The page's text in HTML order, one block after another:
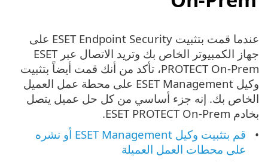
عندما قمت بتثبيت ESET Endpoint Security على
جهاز الكمبيوتر الخاص بك وتريد الاتصال عبر ESET
PROTECT On-Prem، تأكد من أنك قمت أيضاً بتثبيت
وكيل ESET Management على محطة عمل العميل
الخاص بك. إنه جزء أساسي من كل حل عميل يتصل
بخادم ESET PROTECT On-Prem.
قم بتثبيت وكيل ESET Management أو نشره
على محطات العمل العميلة